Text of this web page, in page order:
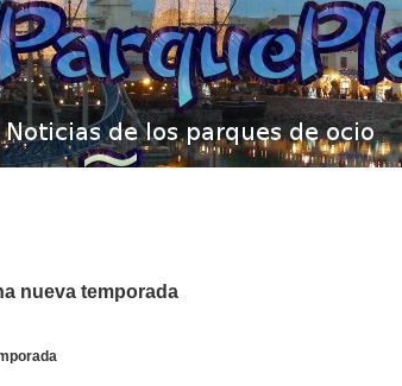
nueva temporada